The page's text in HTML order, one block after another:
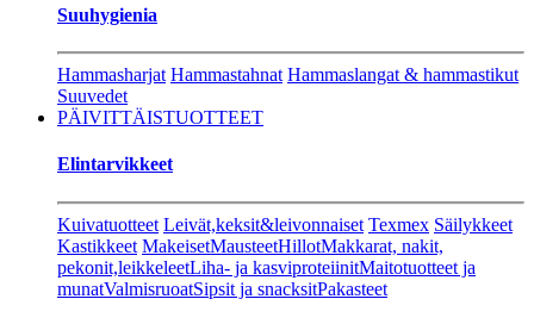
Suuhygienia
Hammasharjat Hammastahnat Hammaslangat & hammastikut
Suuvedet
PÄIVITTÄISTUOTTEET
Elintarvikkeet
Kuivatuotteet Leivät,keksit&leivonnaiset Texmex Säilykkeet
Kastikkeet MakeisetMausteetHillotMakkarat, nakit,
pekonit,leikkeleetLiha- ja kasviproteiinitMaitotuotteet ja
munatValmisruoatSipsit ja snacksitPakasteet